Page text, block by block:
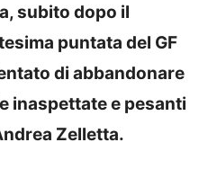
subito dopo il
puntata del GF
di abbandonare
inaspettate e pesanti
Zelletta.